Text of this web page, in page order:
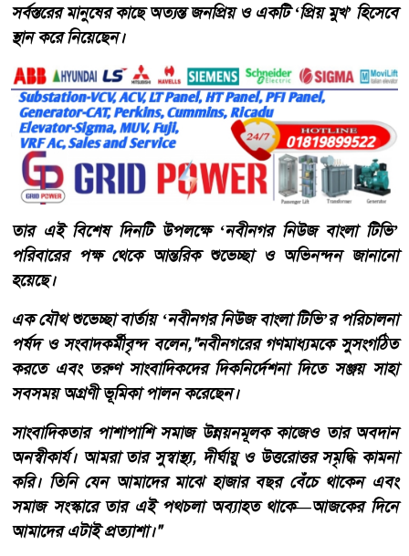
সর্বস্তরের মানুষের কাছে অত্যন্ত জনপ্রিয় ও একটি ‘প্রিয় মুখ’ হিসেবে
স্থান করে নিয়েছেন।
​তার এই বিশেষ দিনটি উপলক্ষে ‘নবীনগর নিউজ বাংলা টিভি’
পরিবারের পক্ষ থেকে আন্তরিক শুভেচ্ছা ও অভিনন্দন জানানো
হয়েছে।
​এক যৌথ শুভেচ্ছা বার্তায় ‘নবীনগর নিউজ বাংলা টিভি’র পরিচালনা
পর্ষদ ও সংবাদকর্মীবৃন্দ বলেন,​"নবীনগরের গণমাধ্যমকে সুসংগঠিত
করতে এবং তরুণ সাংবাদিকদের দিকনির্দেশনা দিতে সঞ্জয় সাহা
সবসময় অগ্রণী ভূমিকা পালন করেছেন।
সাংবাদিকতার পাশাপাশি সমাজ উন্নয়নমূলক কাজেও তার অবদান
অনস্বীকার্য। আমরা তার সুস্বাস্থ্য, দীর্ঘায়ু ও উত্তরোত্তর সমৃদ্ধি কামনা
করি। তিনি যেন আমাদের মাঝে হাজার বছর বেঁচে থাকেন এবং
সমাজ সংস্কারে তার এই পথচলা অব্যাহত থাকে—আজকের দিনে
আমাদের এটাই প্রত্যাশা।"